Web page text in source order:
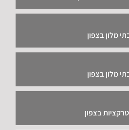
מלון בצפון
מלון בצפון
בצפון